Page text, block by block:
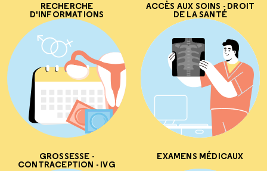
RECHERCHE
D'INFORMATIONS
ACCÈS AUX SOINS - DROIT
DE LA SANTÉ
GROSSESSE -
CONTRACEPTION - IVG
EXAMENS MÉDICAUX